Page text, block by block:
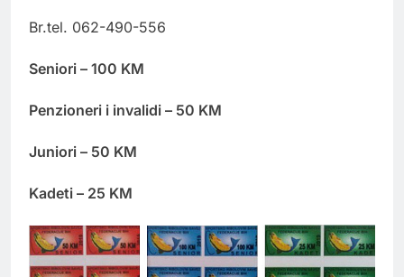
Br.tel. 062-490-556
Seniori – 100 KM
Penzioneri i invalidi – 50 KM
Juniori – 50 KM
Kadeti – 25 KM